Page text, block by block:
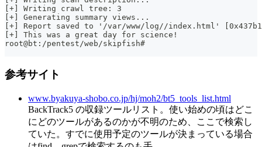
[+] Writing crawl tree: 3
[+] Generating summary views...
[+] Report saved to '/var/www/log//index.html'
[+] This was a great day for science!
root@bt:/pentest/web/skipfish#
参考サイト
www.byakuya-shobo.co.jp/hj/moh2/bt5_tools_list.html
BackTrack5 の収録ツールリスト。使い始めの頃はどこ
にどのツールがあるのかが不明のため、ここで検索し
ていた。すでに使用予定のツールが決まっている場合